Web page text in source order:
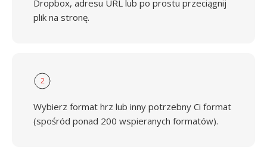
Dropbox, adresu URL lub po prostu przeciągnij
plik na stronę.
2
Wybierz format hrz lub inny potrzebny Ci format
(spośród ponad 200 wspieranych formatów).